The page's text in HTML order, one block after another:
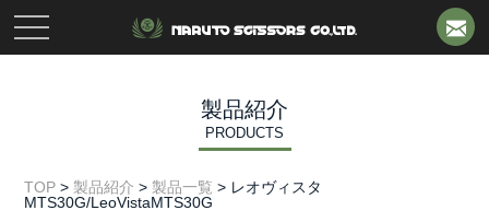
toggle
navigation
製品紹介
PRODUCTS
TOP >製品紹介 >製品一覧 > レオヴィスタ
MTS30G/LeoVistaMTS30G